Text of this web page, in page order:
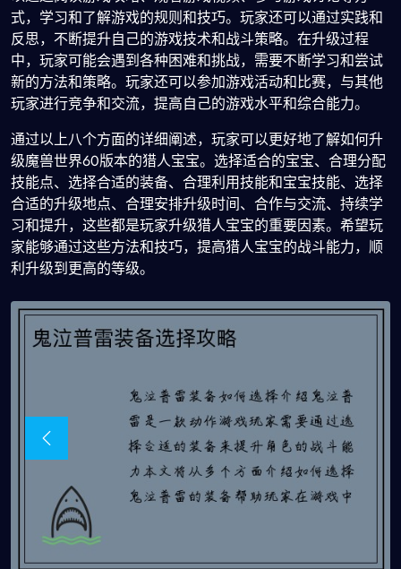
式，学习和了解游戏的规则和技巧。玩家还可以通过实践和
反思，不断提升自己的游戏技术和战斗策略。在升级过程
中，玩家可能会遇到各种困难和挑战，需要不断学习和尝试
新的方法和策略。玩家还可以参加游戏活动和比赛，与其他
玩家进行竞争和交流，提高自己的游戏水平和综合能力。
通过以上八个方面的详细阐述，玩家可以更好地了解如何升
级魔兽世界60版本的猎人宝宝。选择适合的宝宝、合理分配
技能点、选择合适的装备、合理利用技能和宝宝技能、选择
合适的升级地点、合理安排升级时间、合作与交流、持续学
习和提升，这些都是玩家升级猎人宝宝的重要因素。希望玩
家能够通过这些方法和技巧，提高猎人宝宝的战斗能力，顺
利升级到更高的等级。